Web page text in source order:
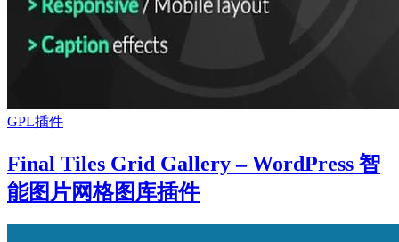
GPL插件
Final Tiles Grid Gallery – WordPress 智
能图片网格图库插件